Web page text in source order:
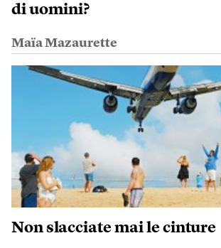
di uomini?
Maïa Mazaurette
Non slacciate mai le cinture